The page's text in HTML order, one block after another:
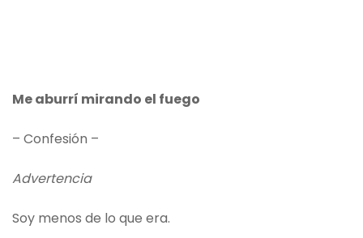
Me aburrí mirando el fuego
– Confesión –
Advertencia
Soy menos de lo que era.